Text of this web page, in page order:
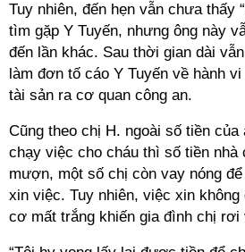
Tuy nhiên, đến hẹn vẫn chưa thấy
tìm gặp Y Tuyến, nhưng ông này
đến lần khác. Sau thời gian dài
làm đơn tố cáo Y Tuyến về hành
tài sản ra cơ quan công an.
Cũng theo chị H. ngoài số tiền của
chạy việc cho cháu thì số tiền nhà
mượn, một số chị còn vay nóng
xin việc. Tuy nhiên, việc xin
cơ mất trắng khiến gia đình chị rơi